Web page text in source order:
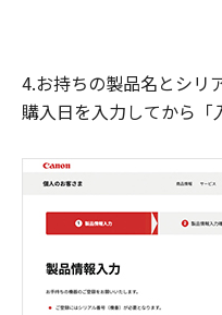
4.お持ちの製品名とシリ
購入日を入力してから「